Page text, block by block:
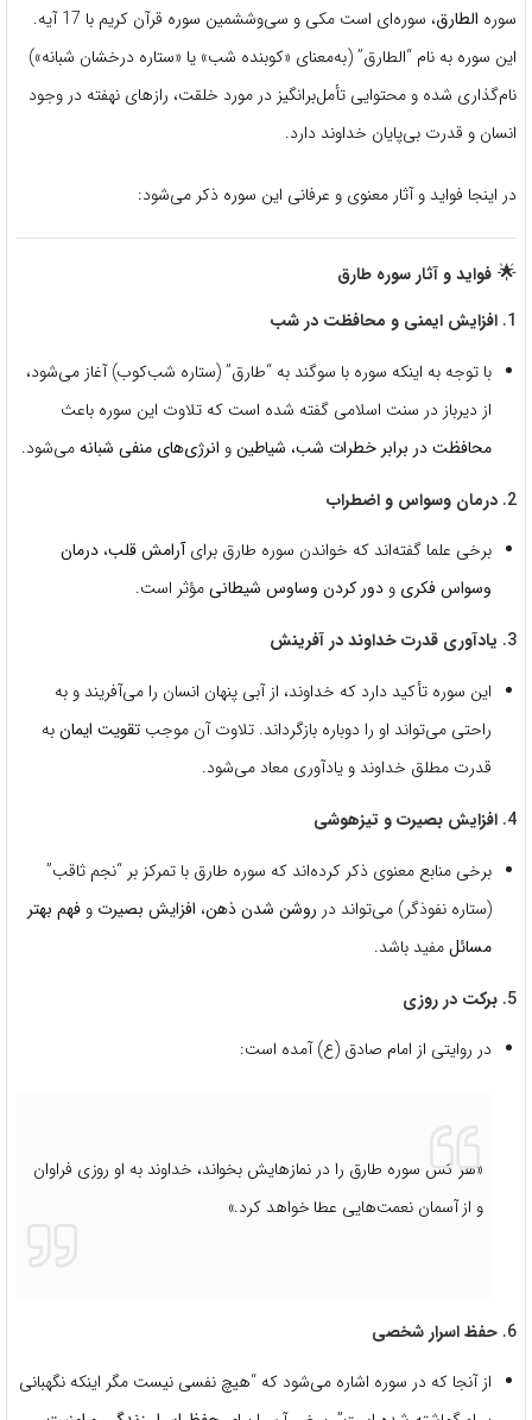
سوره الطارق
، سوره‌ای است مکی و سی‌وششمین سوره قرآن کریم با 17 آیه.
این سوره به نام “الطارق” (به‌معنای «کوبنده شب» یا «ستاره درخشان شبانه»)
نام‌گذاری شده و محتوایی تأمل‌برانگیز در مورد خلقت، رازهای نهفته در وجود
انسان و قدرت بی‌پایان خداوند دارد.
در اینجا فواید و آثار معنوی و عرفانی این سوره ذکر می‌شود:
🌟 فواید و آثار سوره طارق
1. افزایش ایمنی و محافظت در شب
با توجه به اینکه سوره با سوگند به “طارق” (ستاره شب‌کوب) آغاز می‌شود،
از دیرباز در سنت اسلامی گفته شده است که تلاوت این سوره باعث
محافظت در برابر خطرات شب، شیاطینو انرژی‌های منفی شبانهمی‌شود.
2. درمان وسواس و اضطراب
برخی علما گفته‌اند که خواندن سوره طارق برایآرامش قلب، درمان
وسواس فکری و دور کردن وساوس شیطانیمؤثر است.
3. یادآوری قدرت خداوند در آفرینش
این سوره تأکید دارد که خداوند، از آبی پنهان انسان را می‌آفریند و به
راحتی می‌تواند او را دوباره بازگرداند. تلاوت آن موجب تقویت ایمانبه
قدرت مطلق خداوند و یادآوری معاد می‌شود.
4. افزایش بصیرت و تیزهوشی
برخی منابع معنوی ذکر کرده‌اند که سوره طارق با تمرکز بر “نجم ثاقب”
(ستاره نفوذگر) می‌تواند در روشن شدن ذهن، افزایش بصیرت و فهم بهتر
مسائلمفید باشد.
5. برکت در روزی
در روایتی از امام صادق (ع) آمده است:
«هر کس سوره طارق را در نمازهایش بخواند، خداوند به او روزی فراوان
و از آسمان نعمت‌هایی عطا خواهد کرد.»
6. حفظ اسرار شخصی
از آنجا که در سوره اشاره می‌شود که “هیچ نفسی نیست مگر اینکه نگهبانی